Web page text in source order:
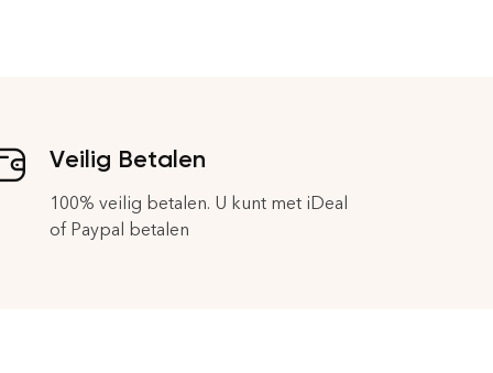
Veilig Betalen
100% veilig betalen. U kunt met iDeal
of Paypal betalen